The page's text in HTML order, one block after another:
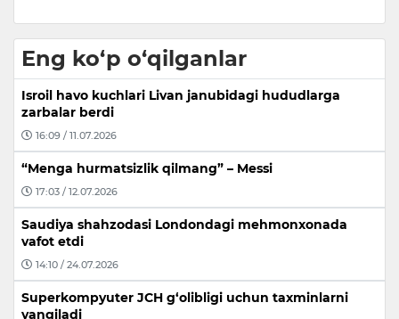
Eng ko‘p o‘qilganlar
Isroil havo kuchlari Livan janubidagi hududlarga
zarbalar berdi
16:09 / 11.07.2026
“Menga hurmatsizlik qilmang” – Messi
17:03 / 12.07.2026
Saudiya shahzodasi Londondagi mehmonxonada
vafot etdi
14:10 / 24.07.2026
Superkompyuter JCH g‘olibligi uchun taxminlarni
yangiladi